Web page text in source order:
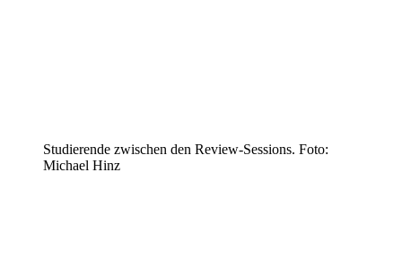
Studierende zwischen den Review-Sessions. Foto:
Michael Hinz